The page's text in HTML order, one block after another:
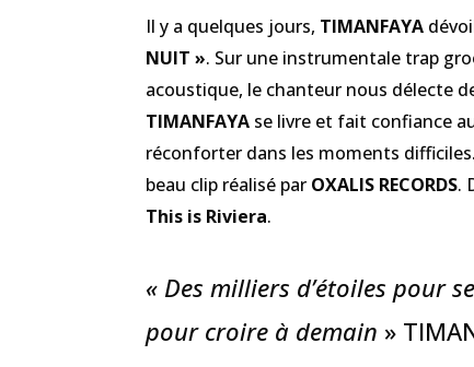
Il y a quelques jours, TIMANFAYA
NUIT ». Sur une instrumentale trap
acoustique, le chanteur nous délecte
TIMANFAYA se livre et fait confiance
réconforter dans les moments
beau clip réalisé par OXALIS RECORDS.
This is Riviera.
« Des milliers d’étoiles pour
pour croire à demain »